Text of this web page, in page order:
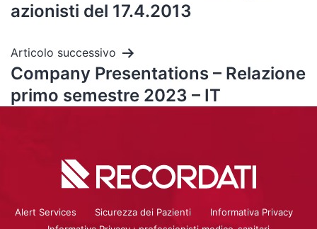
azionisti del 17.4.2013
Articolo successivo
Company Presentations – Relazione
primo semestre 2023 – IT
Alert Services Sicurezza dei Pazienti
Informativa Privacy